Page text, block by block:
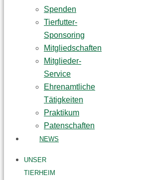
Spenden
Tierfutter-
Sponsoring
Mitgliedschaften
Mitglieder-
Service
Ehrenamtliche
Tätigkeiten
Praktikum
Patenschaften
NEWS
UNSER
TIERHEIM